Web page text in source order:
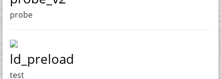
probe
ld_preload
test